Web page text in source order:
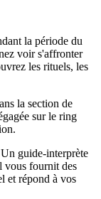
la période du
voir s'affronter
les rituels, les
la section de
sur le ring
guide-interprète
vous fournit des
et répond à vos